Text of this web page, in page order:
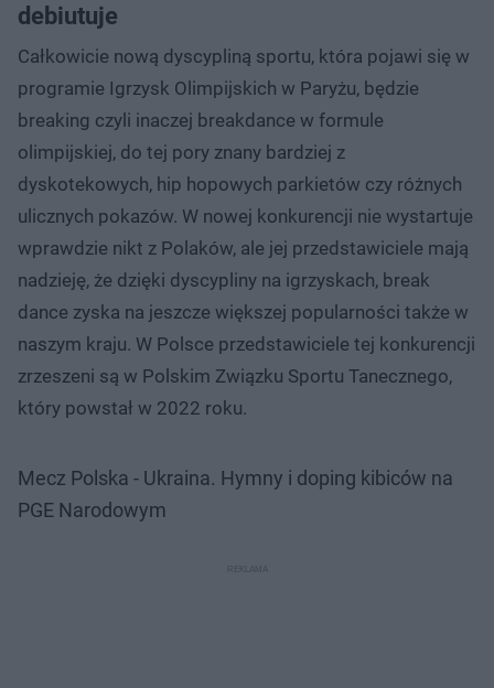
debiutuje
Całkowicie nową dyscypliną sportu, która pojawi się w
programie Igrzysk Olimpijskich w Paryżu, będzie
breaking czyli inaczej breakdance w formule
olimpijskiej, do tej pory znany bardziej z
dyskotekowych, hip hopowych parkietów czy różnych
ulicznych pokazów. W nowej konkurencji nie wystartuje
wprawdzie nikt z Polaków, ale jej przedstawiciele mają
nadzieję, że dzięki dyscypliny na igrzyskach, break
dance zyska na jeszcze większej popularności także w
naszym kraju. W Polsce przedstawiciele tej konkurencji
zrzeszeni są w Polskim Związku Sportu Tanecznego,
który powstał w 2022 roku.
Mecz Polska - Ukraina. Hymny i doping kibiców na
PGE Narodowym